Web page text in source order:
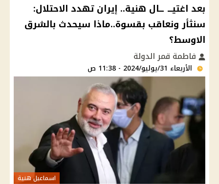
بعد اغتيـــ ــال هنية.. إيران تهدد الاحتلال:
سنثأر ونعاقب بقسوة..ماذا سيحدث بالشرق
الاوسط؟
فاطمة قمر الدولة
الأربعاء 31/يوليو/2024 - 11:38 ص
اسماعيل هنية